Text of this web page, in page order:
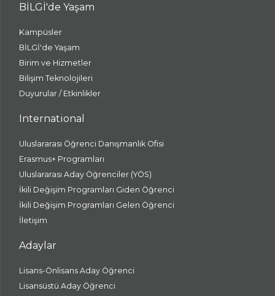
BİLGİ'de Yaşam
Kampüsler
BİLGİ'de Yaşam
Birim ve Hizmetler
Bilişim Teknolojileri
Duyurular / Etkinlikler
International
Uluslararası Öğrenci Danışmanlık Ofisi
Erasmus+ Programları
Uluslararası Aday Öğrenciler (YÖS)
İkili Değişim Programları Giden Öğrenci
İkili Değişim Programları Gelen Öğrenci
İletişim
Adaylar
Lisans-Önlisans Aday Öğrenci
Lisansüstü Aday Öğrenci